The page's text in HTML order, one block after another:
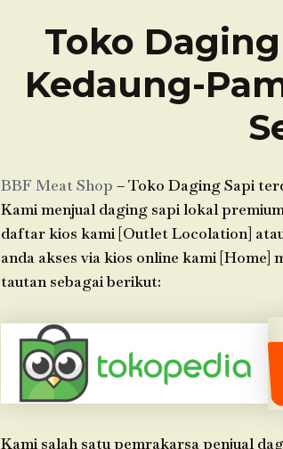
Toko
Kedaung-
BBF Meat Shop – Toko Daging Sapi
Kami menjual daging sapi lokal
daftar kios kami [Outlet Locolation]
anda akses via kios online kami
tautan sebagai berikut:
Kami salah satu pemrakarsa penjual